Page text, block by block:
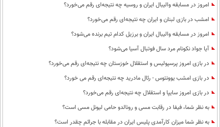
امروز در مسابقه والیبال ایران و روسیه چه نتیجه‌ای رقم می‌خورد؟
امشب در بازی لبنان و ایران چه نتیجه‌ای رقم می‌خورد؟
امروز در مسابقه والیبال ایران و برزیل کدام تیم برنده می‌شود؟
آیا جواد نکونام مرد سال فوتبال آسیا می‌شود؟
در بازی امروز پرسپولیس و استقلال خوزستان چه نتیجه‌ای رقم می‌خورد؟
در بازی امشب یوونتوس - رئال مادرید چه نتیجه‌ای رقم می خورد؟
در بازی امروز سایپا و استقلال چه نتیجه‌ای رقم می‌خورد؟
به نظر شما، فیفا در رقابت مسی و رونالدو حامی لیونل مسی است؟
به نظر شما میزان کارآمدی پلیس ایران در مقابله با جرائم چقدر است؟